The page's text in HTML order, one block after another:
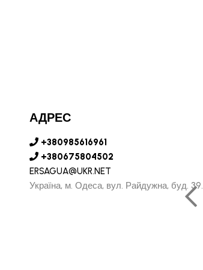
в далечину та
за ним"
АДРЕС
+380985616961
+380675804502
ERSAGUA@UKR.NET
Україна, м. Одеса, вул. Райдужна, буд. 39.